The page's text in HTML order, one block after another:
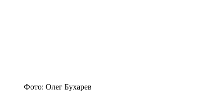
Фото: Олег Бухарев